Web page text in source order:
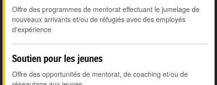
Offre des programmes de mentorat effectuant le jumelage de
nouveaux arrivants et/ou de réfugiés avec des employés
d'expérience
Soutien pour les jeunes
Offre des opportunités de mentorat, de coaching et/ou de